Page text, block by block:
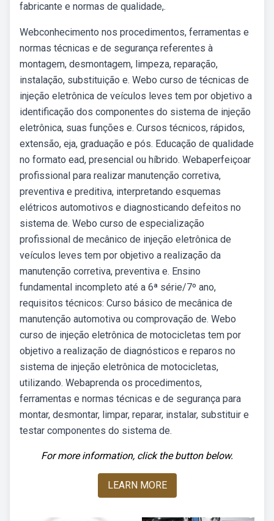
fabricante e normas de qualidade,.
Webconhecimento nos procedimentos, ferramentas e
normas técnicas e de segurança referentes à
montagem, desmontagem, limpeza, reparação,
instalação, substituição e. Webo curso de técnicas de
injeção eletrônica de veículos leves tem por objetivo a
identificação dos componentes do sistema de injeção
eletrônica, suas funções e. Cursos técnicos, rápidos,
extensão, eja, graduação e pós. Educação de qualidade
no formato ead, presencial ou híbrido. Webaperfeiçoar
profissional para realizar manutenção corretiva,
preventiva e preditiva, interpretando esquemas
elétricos automotivos e diagnosticando defeitos no
sistema de. Webo curso de especialização
profissional de mecânico de injeção eletrônica de
veículos leves tem por objetivo a realização da
manutenção corretiva, preventiva e. Ensino
fundamental incompleto até a 6ª série/7º ano,
requisitos técnicos: Curso básico de mecânica de
manutenção automotiva ou comprovação de. Webo
curso de injeção eletrônica de motocicletas tem por
objetivo a realização de diagnósticos e reparos no
sistema de injeção eletrônica de motocicletas,
utilizando. Webaprenda os procedimentos,
ferramentas e normas técnicas e de segurança para
montar, desmontar, limpar, reparar, instalar, substituir e
testar componentes do sistema de.
For more information, click the button below.
LEARN MORE